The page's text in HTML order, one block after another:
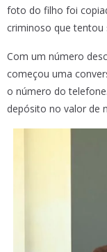
foto do filho foi
criminoso que tentou
Com um número
começou uma
o número do
depósito no valor de